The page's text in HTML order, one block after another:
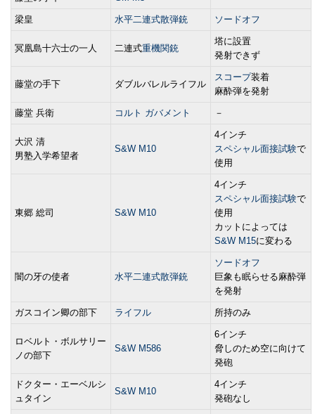
梁皇 水平二連式散弾銃 ソードオフ
冥凰島十六士の一人 二連式重機関銃
塔に設置
発射できず
藤堂の手下 ダブルバレルライフル
スコープ装着
麻酔弾を発射
藤堂 兵衛 コルト ガバメント －
大沢 清
男塾入学希望者
S&W M10
4インチ
スペシャル面接試験で
使用
東郷 総司 S&W M10
4インチ
スペシャル面接試験で
使用
カットによっては
S&W M15に変わる
闇の牙の使者 水平二連式散弾銃
ソードオフ
巨象も眠らせる麻酔弾
を発射
ガスコイン卿の部下 ライフル 所持のみ
ロベルト・ボルサリー
ノの部下
S&W M586
6インチ
脅しのため空に向けて
発砲
ドクター・エーベルシ
ュタイン
S&W M10
4インチ
発砲なし